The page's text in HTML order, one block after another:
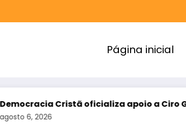
Página inicial
Cristã oficializa apoio a Ciro Gomes